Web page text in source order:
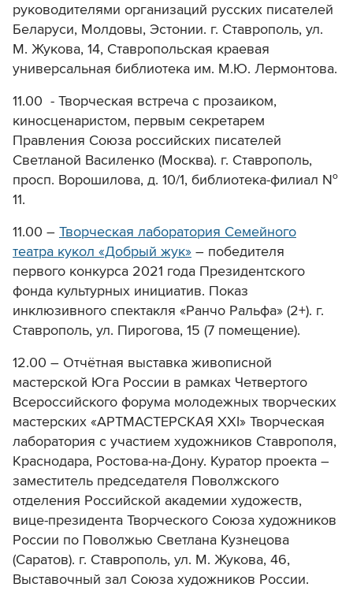
руководителями организаций русских писателей
Беларуси, Молдовы, Эстонии. г. Ставрополь, ул.
М. Жукова, 14, Ставропольская краевая
универсальная библиотека им. М.Ю. Лермонтова.
11.00 - Творческая встреча с прозаиком,
киносценаристом, первым секретарем
Правления Союза российских писателей
Светланой Василенко (Москва). г. Ставрополь,
просп. Ворошилова, д. 10/1, библиотека-филиал №
11.
11.00 – Творческая лаборатория Семейного
театра кукол «Добрый жук» – победителя
первого конкурса 2021 года Президентского
фонда культурных инициатив. Показ
инклюзивного спектакля «Ранчо Ральфа» (2+). г.
Ставрополь, ул. Пирогова, 15 (7 помещение).
12.00 – Отчётная выставка живописной
мастерской Юга России в рамках Четвертого
Всероссийского форума молодежных творческих
мастерских «АРТМАСТЕРСКАЯ XXI» Творческая
лаборатория с участием художников Ставрополя,
Краснодара, Ростова-на-Дону. Куратор проекта –
заместитель председателя Поволжского
отделения Российской академии художеств,
вице-президента Творческого Союза художников
России по Поволжью Светлана Кузнецова
(Саратов). г. Ставрополь, ул. М. Жукова, 46,
Выставочный зал Союза художников России.